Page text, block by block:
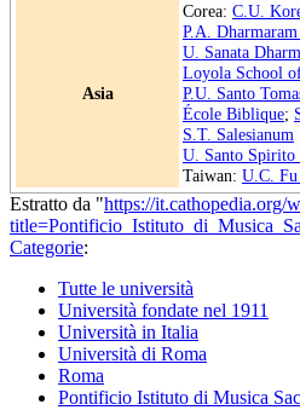
Asia
Corea: C.U.
P.A.
U. Sanata
Loyola School
P.U. Santo
École Biblique;
S.T. Salesianum
U. Santo
Taiwan: U.C. Fu
Estratto da "https://it.cathopedia.org/
Categorie:
Tutte le università
Università fondate nel 1911
Università in Italia
Università di Roma
Roma
Pontificio Istituto di Musica